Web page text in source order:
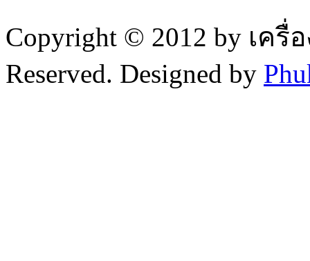
Copyright © 2012 by เค
Reserved. Designed by